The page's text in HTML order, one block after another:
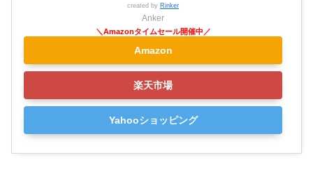
created by Rinker
Anker
Amazon
楽天市場
Yahooショッピング